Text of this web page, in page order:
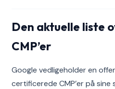
Den aktuelle liste
CMP’er
Google vedligeholder en
certificerede CMP’er på sine